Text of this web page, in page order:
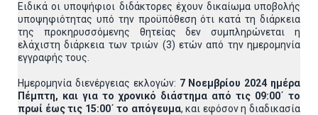
Ειδικά οι υποψήφιοι διδάκτορες έχουν δικαίωμα υποβολής
υποψηφιότητας υπό την προϋπόθεση ότι κατά τη διάρκεια
της προκηρυσσόμενης θητείας δεν συμπληρώνεται η
ελάχιστη διάρκεια των τριών (3) ετών από την ημερομηνία
εγγραφής τους.
Ημερομηνία διενέργειας εκλογών: 7 Νοεμβρίου 2024 ημέρα
Πέμπτη, και για το χρονικό διάστημα από τις 09:00΄ το
πρωί έως τις 15:00΄ το απόγευμα, και εφόσον η διαδικασία